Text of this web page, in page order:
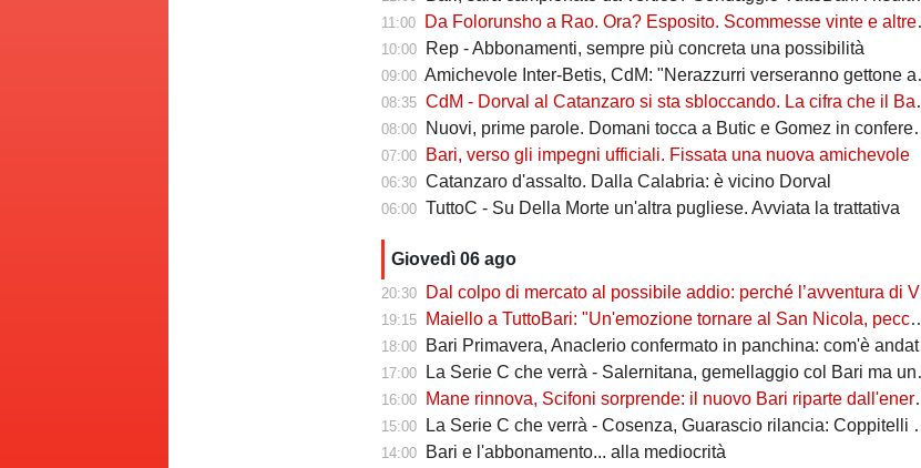
11:00 Da Folorunsho a Rao. Ora? Esposito. Scommesse vinte e altre perse sull'asse Napoli-Bari
10:00 Rep - Abbonamenti, sempre più concreta una possibilità
09:00 Amichevole Inter-Betis, CdM: "Nerazzurri verseranno gettone al Bari. E verrà girato al Comune"
08:35 CdM - Dorval al Catanzaro si sta sbloccando. La cifra che il Bari incasserebbe
08:00 Nuovi, prime parole. Domani tocca a Butic e Gomez in conferenza
07:00 Bari, verso gli impegni ufficiali. Fissata una nuova amichevole
06:30 Catanzaro d'assalto. Dalla Calabria: è vicino Dorval
06:00 TuttoC - Su Della Morte un'altra pugliese. Avviata la trattativa
Giovedì 06 ago
20:30 Dal colpo di mercato al possibile addio: perché l’avventura di Verreth al Bari non è mai davvero sbocciata
19:15 Maiello a TuttoBari: "Un'emozione tornare al San Nicola, peccato per il poco pubblico. Bari? Ben costruito"
18:00 Bari Primavera, Anaclerio confermato in panchina: com'è andata la scorsa stagione?
17:00 La Serie C che verrà - Salernitana, gemellaggio col Bari ma una sola missione: tornare subito in Serie B
16:00 Mane rinnova, Scifoni sorprende: il nuovo Bari riparte dall'energia verde
15:00 La Serie C che verrà - Cosenza, Guarascio rilancia: Coppitelli per riportare i lupi in Serie B
14:00 Bari e l'abbonamento... alla mediocrità